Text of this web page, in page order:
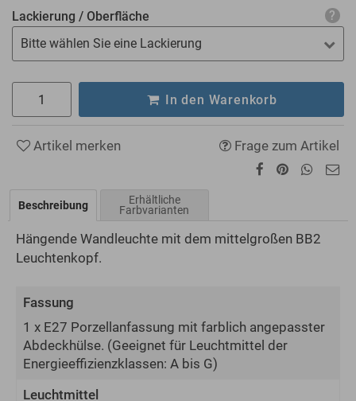
Lackierung / Oberfläche
Bitte wählen Sie eine Lackierung
In den Warenkorb
Artikel merken Frage zum Artikel
Beschreibung
Erhältliche
Farbvarianten
Hängende Wandleuchte mit dem mittelgroßen BB2
Leuchtenkopf.
Fassung
1 x E27 Porzellanfassung mit farblich angepasster
Abdeckhülse. (Geeignet für Leuchtmittel der
Energie­effizienz­klassen: A bis G)
Leuchtmittel